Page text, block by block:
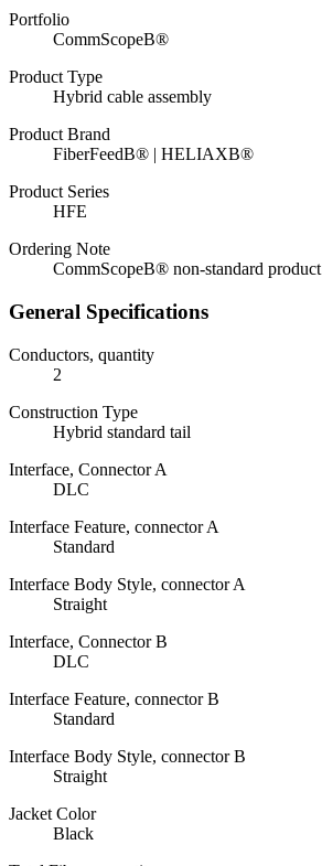
Portfolio
CommScopeВ®
Product Type
Hybrid cable assembly
Product Brand
FiberFeedВ® | HELIAXВ®
Product Series
HFE
Ordering Note
CommScopeВ® non-standard product
General Specifications
Conductors, quantity
2
Construction Type
Hybrid standard tail
Interface, Connector A
DLC
Interface Feature, connector A
Standard
Interface Body Style, connector A
Straight
Interface, Connector B
DLC
Interface Feature, connector B
Standard
Interface Body Style, connector B
Straight
Jacket Color
Black